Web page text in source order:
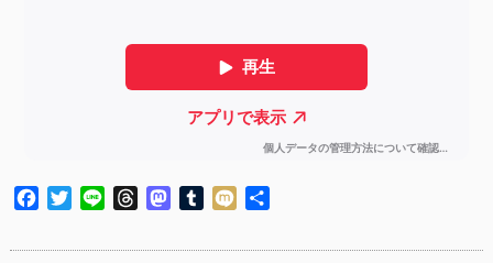
Facebook
TwitterLine ThreadsMastodon
Tumblr
Mixi